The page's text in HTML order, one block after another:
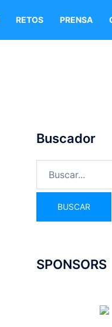
RETOS PRENSA
Buscador
SPONSORS